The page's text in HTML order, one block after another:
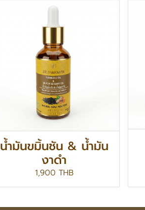
น้ำมันขมิ้นชัน & น้ำมัน
งาดำ
1,900 THB